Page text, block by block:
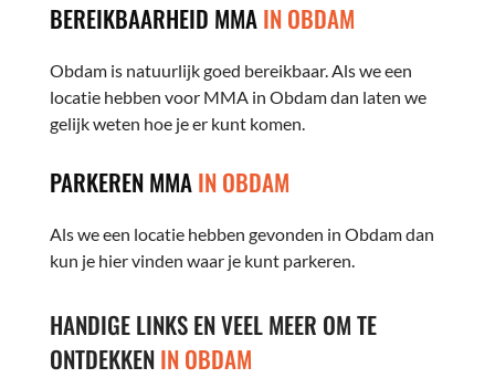
BEREIKBAARHEID MMAIN OBDAM
Obdam is natuurlijk goed bereikbaar. Als we een
locatie hebben voor MMA in Obdam dan laten we
gelijk weten hoe je er kunt komen.
PARKEREN MMAIN OBDAM
Als we een locatie hebben gevonden in Obdam dan
kun je hier vinden waar je kunt parkeren.
HANDIGE LINKS EN VEEL MEER OM TE
ONTDEKKENIN OBDAM